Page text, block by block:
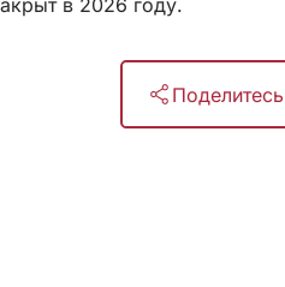
в 2026 году.